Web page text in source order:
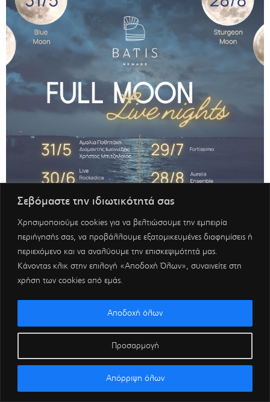
Σεβόμαστε την ιδιωτικότητά σας
Χρησιμοποιούμε cookies για να βελτιώσουμε την εμπειρία
περιήγησής σας, να προβάλλουμε εξατομικευμένες διαφημίσεις ή
περιεχόμενο και να αναλύουμε την επισκεψιμότητά μας.
Κάνοντας κλικ στην επιλογή «Αποδοχή Όλων», συναινείτε στη
χρήση των cookies από εμάς.
Προσαρμογή
Απόρριψη όλων
Αποδοχή όλων